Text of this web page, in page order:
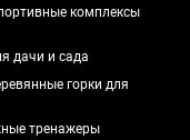
комплексы
дачи и сада
горки для
тренажеры